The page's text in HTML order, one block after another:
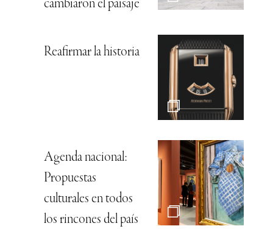
cambiaron el paisaje
Reafirmar la historia
Agenda nacional:
Propuestas
culturales en todos
los rincones del país